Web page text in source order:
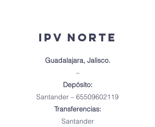
IPV norte
Guadalajara, Jalisco.
–
Depósito:
Santander – 65509602119
Transferencias:
Santander